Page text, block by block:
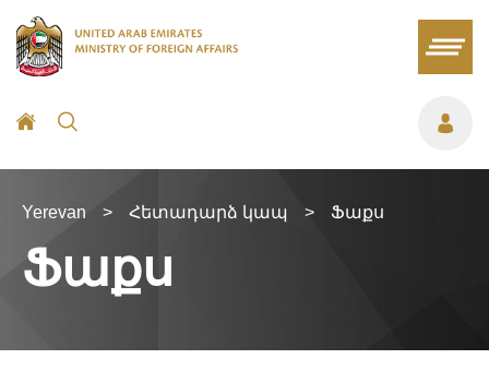
Yerevan > Հետադարձ կապ > Ֆաքս
Ֆաքս